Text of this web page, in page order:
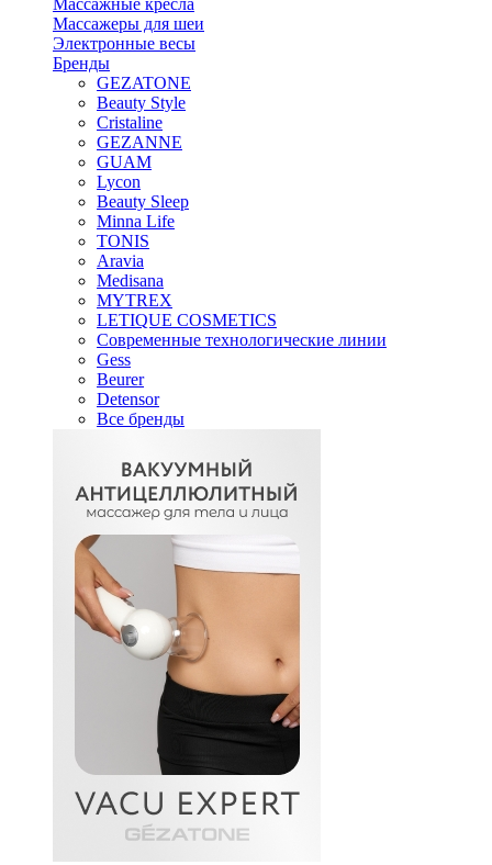
Массажные кресла
Массажеры для шеи
Электронные весы
Бренды
GEZATONE
Beauty Style
Cristaline
GEZANNE
GUAM
Lycon
Beauty Sleep
Minna Life
TONIS
Aravia
Medisana
MYTREX
LETIQUE COSMETICS
Современные технологические линии
Gess
Beurer
Detensor
Все бренды